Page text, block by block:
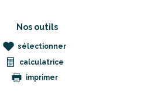
Nos outils
sélectionner
calculatrice
imprimer